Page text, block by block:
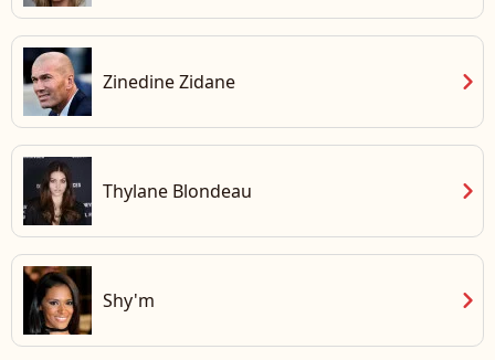
Zinedine Zidane chevron_right
Thylane Blondeau chevron_right
Shy'm chevron_right